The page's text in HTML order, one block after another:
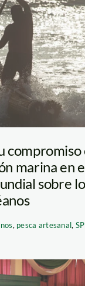
de
compromiso
marina en
sobre
, pesca artesanal,